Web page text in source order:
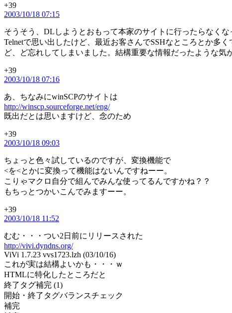
+39の
発
2003/10/18 07:15
そうそう、DLしようとおもって本家のサイトに行ったらなくな
Telnetで思い出したけど、最近お客さんでSSHなところとか多
ど、ど忘れしてしまいました。結構重要な情報だったような気
+39の
発
2003/10/18 07:16
あ、ちなみにwinSCPのサイトは
http://winscp.sourceforge.net/eng/
既出だとは思いますけど、念のため
+39の
発
2003/10/18 09:03
ちょっと色々試しているのですが、変換機能で
<を<とかに変換って機能はないんですねーー。
こりゃマクロ自分で組んでみんな使ってるんですかね？？
もちっとつかいこんでみますーー。
+39の
発
2003/10/18 11:52
むむ・・・つい2日前にリリースされた
http://vivi.dyndns.org/
ViVi 1.7.23 vvs1723.lzh (03/10/16)
これが実は結構よいかも・・・ｗ
HTMLに特化したところだと
終了タグ補完 (1)
開始・終了タグバランスチェック
補完